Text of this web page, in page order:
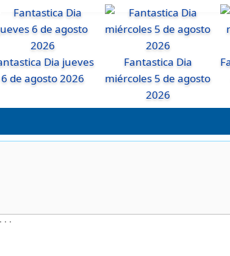
Dia jueves
6 de agosto 2026
Fantastica Dia
miércoles 5 de agosto
2026